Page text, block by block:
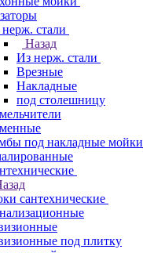
стали
Назад
Из нерж. стали
Врезные
Накладные
под столешницу
под накладные мойки
сантехнические
под плитку